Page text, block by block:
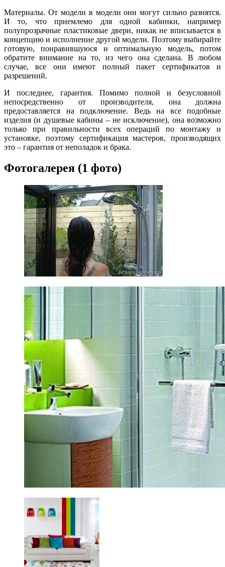
Материалы. От модели в модели они могут сильно разнятся.
И то, что приемлемо для одной кабинки, например
полупрозрачные пластиковые двери, никак не вписывается в
концепцию и исполнение другой модели. Поэтому выбирайте
готовую, понравившуюся и оптимальную модель, потом
обратите внимание на то, из чего она сделана. В любом
случае, все они имеют полный пакет сертификатов и
разрешений.
И последнее, гарантия. Помимо полной и безусловной
непосредственно от производителя, она должна
предоставляется на подключение. Ведь на все подобные
изделия (и душевые кабины – не исключение), она возможно
только при правильности всех операций по монтажу и
установке, поэтому сертификация мастеров, производящих
это – гарантия от неполадок и брака.
Фотогалерея (1 фото)